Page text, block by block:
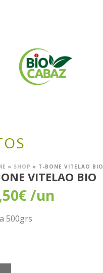
» SHOP » T-BONE VITELAO BIO
VITELAO BIO
€/un
500grs